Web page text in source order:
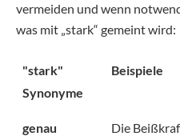
vermeiden und wenn
was mit „stark“ gemeint wird:
"stark"
Synonyme
Beispiele
genau
Die